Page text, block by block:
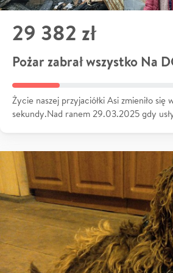
29 382 zł
Pożar zabrał wszystko Na
Życie naszej przyjaciółki Asi zmieniło się
sekundy.Nad ranem 29.03.2025 gdy